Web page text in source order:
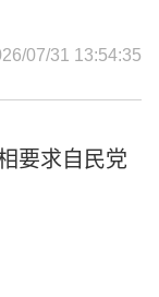
07/31 13:54:35
要求自民党